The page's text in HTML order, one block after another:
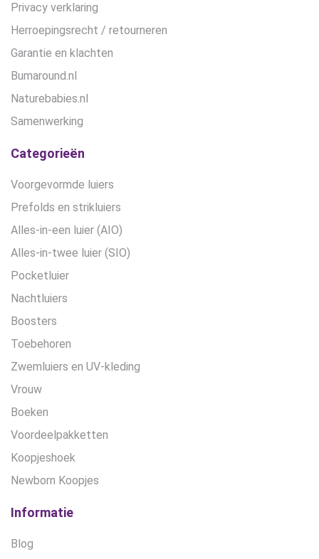
Privacy verklaring
Herroepingsrecht / retourneren
Garantie en klachten
Bumaround.nl
Naturebabies.nl
Samenwerking
Categorieën
Voorgevormde luiers
Prefolds en strikluiers
Alles-in-een luier (AIO)
Alles-in-twee luier (SIO)
Pocketluier
Nachtluiers
Boosters
Toebehoren
Zwemluiers en UV-kleding
Vrouw
Boeken
Voordeelpakketten
Koopjeshoek
Newborn Koopjes
Informatie
Blog